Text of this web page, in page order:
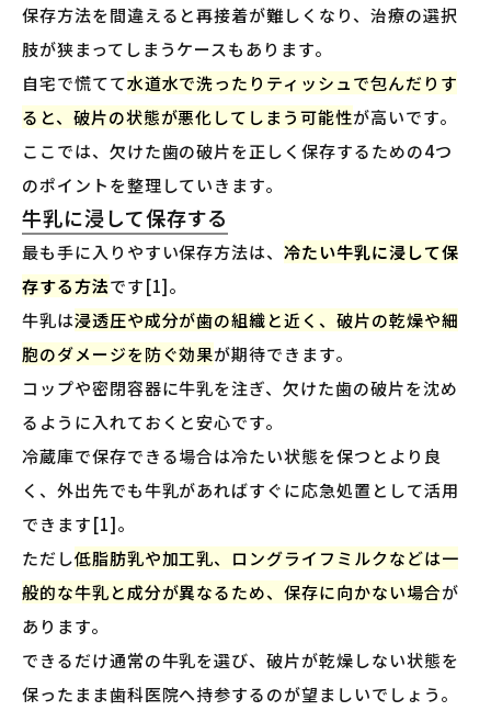
保存方法を間違えると再接着が難しくなり、治療の選択
肢が狭まってしまうケースもあります。
自宅で慌てて水道水で洗ったりティッシュで包んだりす
ると、破片の状態が悪化してしまう可能性が高いです。
ここでは、欠けた歯の破片を正しく保存するための4つ
のポイントを整理していきます。
牛乳に浸して保存する
最も手に入りやすい保存方法は、冷たい牛乳に浸して保
存する方法です[1]。
牛乳は浸透圧や成分が歯の組織と近く、破片の乾燥や細
胞のダメージを防ぐ効果が期待できます。
コップや密閉容器に牛乳を注ぎ、欠けた歯の破片を沈め
るように入れておくと安心です。
冷蔵庫で保存できる場合は冷たい状態を保つとより良
く、外出先でも牛乳があればすぐに応急処置として活用
できます[1]。
ただし低脂肪乳や加工乳、ロングライフミルクなどは一
般的な牛乳と成分が異なるため、保存に向かない場合が
あります。
できるだけ通常の牛乳を選び、破片が乾燥しない状態を
保ったまま歯科医院へ持参するのが望ましいでしょう。